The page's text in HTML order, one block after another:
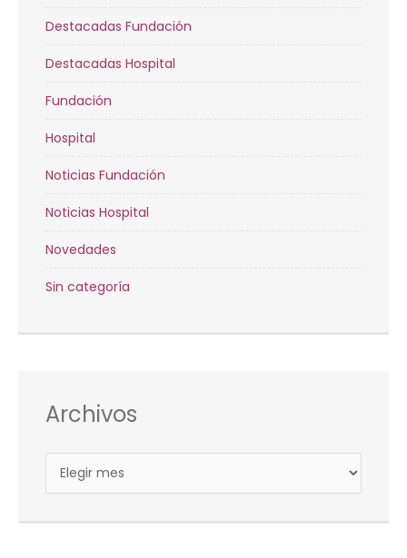
Destacadas Fundación
Destacadas Hospital
Fundación
Hospital
Noticias Fundación
Noticias Hospital
Novedades
Sin categoría
Archivos